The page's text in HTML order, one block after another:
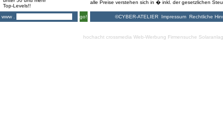
Top-Levels!!
www .
go!
alle Preise verstehen sich in � inkl. der gesetzlichen
©CYBER-ATELIER Impressum Rechtliche
hochacht crossmedia Web-Werbung Firmensuche